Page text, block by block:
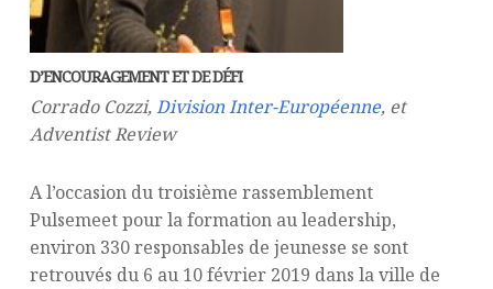
D’ENCOURAGEMENT ET DE DÉFI
Corrado Cozzi,Division Inter-Européenne, et
Adventist Review
A l’occasion du troisième rassemblement
Pulsemeet pour la formation au leadership,
environ 330 responsables de jeunesse se sont
retrouvés du 6 au 10 février 2019 dans la ville de